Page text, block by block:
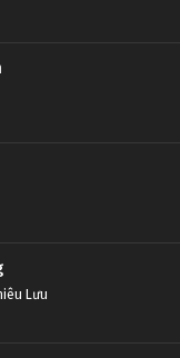
Lưu